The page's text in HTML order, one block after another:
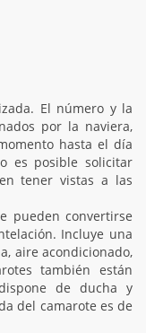
El número y la
por la naviera,
hasta el día
es posible solicitar
tener vistas a las
pueden convertirse
Incluye una
aire acondicionado,
también están
de ducha y
del camarote es de